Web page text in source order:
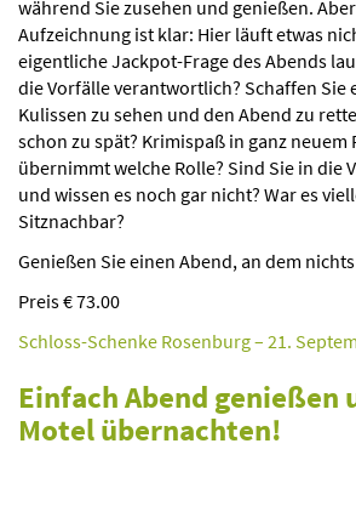
während Sie zusehen und genießen.
Aufzeichnung ist klar: Hier läuft etwas
eigentliche Jackpot-Frage des Abends
die Vorfälle verantwortlich? Schaffen Sie
Kulissen zu sehen und den Abend zu
schon zu spät? Krimispaß in ganz neuem
übernimmt welche Rolle? Sind Sie in die
und wissen es noch gar nicht? War es
Sitznachbar?
Genießen Sie einen Abend, an dem
Preis € 73.00
Schloss-Schenke Rosenburg – 21.
Einfach Abend genießen
Motel übernachten!